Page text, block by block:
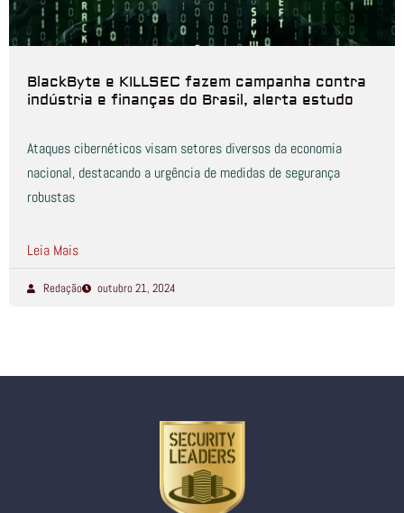
BlackByte e KILLSEC fazem campanha contra
indústria e finanças do Brasil, alerta estudo
Ataques cibernéticos visam setores diversos da economia
nacional, destacando a urgência de medidas de segurança
robustas
Leia Mais
Redação outubro 21, 2024